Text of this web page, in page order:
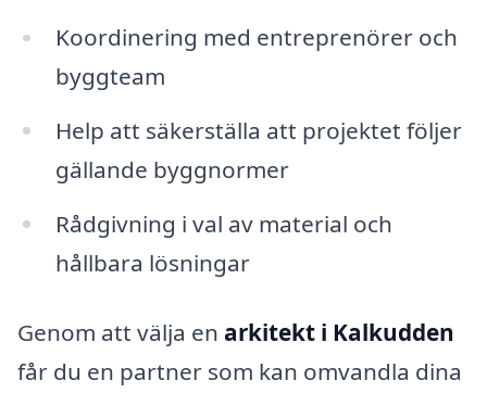
Koordinering med entreprenörer och
byggteam
Help att säkerställa att projektet följer
gällande byggnormer
Rådgivning i val av material och
hållbara lösningar
Genom att välja en arkitekt i Kalkudden
får du en partner som kan omvandla dina